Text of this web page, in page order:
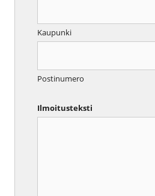
Kaupunki
Postinumero
Ilmoitusteksti